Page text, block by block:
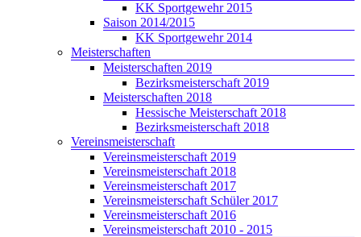
KK Sportgewehr 2015
Saison 2014/2015
KK Sportgewehr 2014
Meisterschaften
Meisterschaften 2019
Bezirksmeisterschaft 2019
Meisterschaften 2018
Hessische Meisterschaft 2018
Bezirksmeisterschaft 2018
Vereinsmeisterschaft
Vereinsmeisterschaft 2019
Vereinsmeisterschaft 2018
Vereinsmeisterschaft 2017
Vereinsmeisterschaft Schüler 2017
Vereinsmeisterschaft 2016
Vereinsmeisterschaft 2010 - 2015